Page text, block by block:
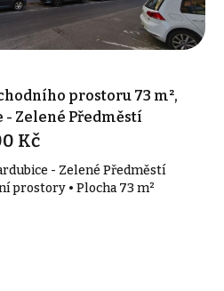
prostoru 73 m²,
- Zelené Předměstí
Kč
- Zelené Předměstí
prostory • Plocha 73 m²